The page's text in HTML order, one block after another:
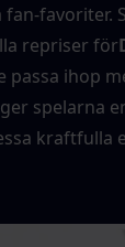
favoriter.
repriser för
passa ihop
spelarna
kraftfulla